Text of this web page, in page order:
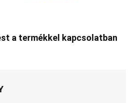
a termékkel kapcsolatban